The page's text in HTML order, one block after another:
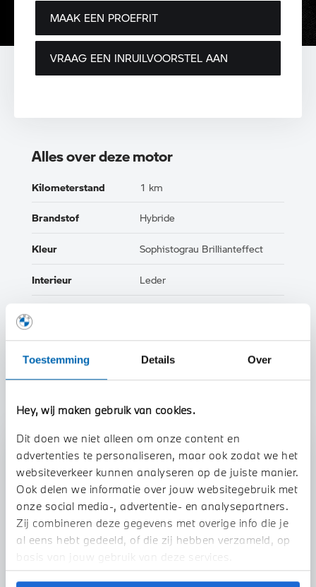
Toestemming Details Over
Hey, wij maken gebruik van cookies.
Dit doen we niet alleen om onze content en
advertenties te personaliseren, maar ook zodat we het
websiteverkeer kunnen analyseren op de juiste manier.
Ook delen we informatie over jouw websitegebruik met
onze social media-, advertentie- en analysepartners.
Zij combineren deze gegevens met overige info die je
al eens hebt gedeeld, of die zij hebben verzameld, op
basis van jouw gebruik van deze services.
MAAK EEN PROEFRIT
VRAAG EEN INRUILVOORSTEL AAN
Stap 1 van 3
Uw auto inruilen?
Alles over deze motor
Kilometerstand 1 km
Brandstof Hybride
Kleur Sophistograu Brillianteffect
Interieur Leder
TOON ALLE EIGENSCHAPPEN